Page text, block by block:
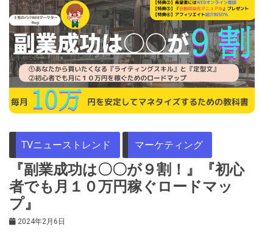
TVニューストレンド マーケティング
『副業成功は〇〇が９割！』『初心
者でも月１０万円稼ぐロードマッ
プ』
2024年2月6日